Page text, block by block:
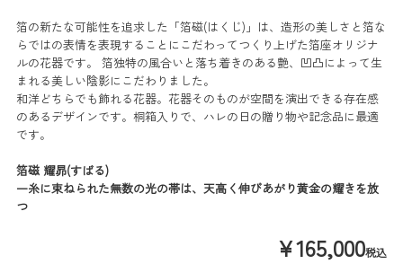
箔の新たな可能性を追求した「箔磁(はくじ)」は、造形の美しさと箔な
らではの表情を表現することにこだわってつくり上げた箔座オリジナ
ルの花器です。 箔独特の風合いと落ち着きのある艶、凹凸によって生
まれる美しい陰影にこだわりました。
和洋どちらでも飾れる花器。花器そのものが空間を演出できる存在感
のあるデザインです。桐箱入りで、ハレの日の贈り物や記念品に最適
です。
箔磁 耀昴(すばる)
一糸に束ねられた無数の光の帯は、天高く伸びあがり黄金の耀きを放
つ
¥165,000税込